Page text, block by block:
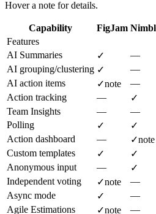
Hover a note for details.
Capability FigJam
Features
AI Summaries
✓
—
AI grouping/clustering ✓
—
AI action items
✓note
—
Action tracking
—
✓
Team Insights
—
—
Polling
✓
✓
Action dashboard
— ✓note
Custom templates
✓
✓
Anonymous input
—
✓
Independent voting
✓note
—
Async mode
✓
—
Agile Estimations
✓note
—